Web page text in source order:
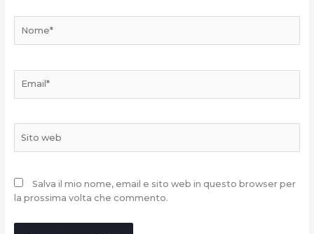
web
Salva il mio nome, email e sito web in questo browser per
la prossima volta che commento.